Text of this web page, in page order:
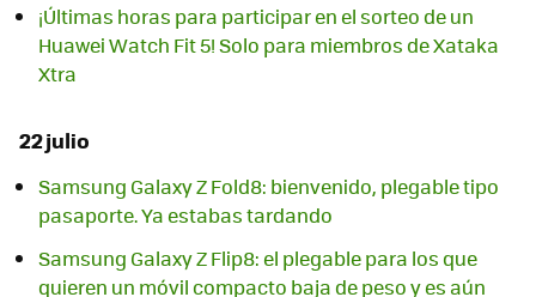
¡Últimas horas para participar en el sorteo de un
Huawei Watch Fit 5! Solo para miembros de Xataka
Xtra
22 julio
Samsung Galaxy Z Fold8: bienvenido, plegable tipo
pasaporte. Ya estabas tardando
Samsung Galaxy Z Flip8: el plegable para los que
quieren un móvil compacto baja de peso y es aún